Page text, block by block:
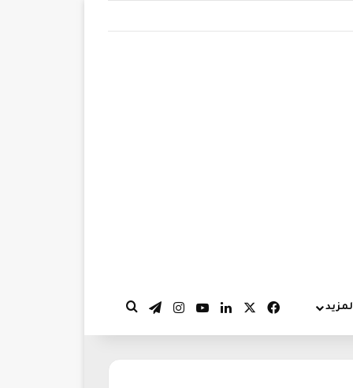
فيسبوك لينكدإن‫YouTubeانستقرام
تيلقرام